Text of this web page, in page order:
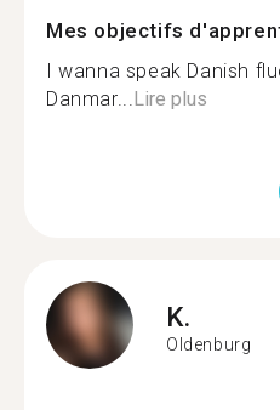
Mes objectifs
I wanna speak Danish
Danmar...Lire plus
K.
Oldenburg